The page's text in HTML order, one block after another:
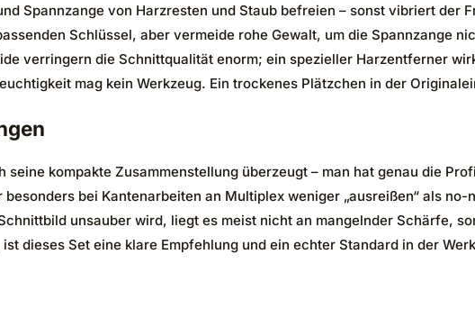
Spannzange von Harzresten und Staub befreien – sonst vibriert der
Schlüssel, aber vermeide rohe Gewalt, um die Spannzange
verringern die Schnittqualität enorm; ein spezieller Harzentferner
mag kein Werkzeug. Ein trockenes Plätzchen in der
seine kompakte Zusammenstellung überzeugt – man hat genau die
bei Kantenarbeiten an Multiplex weniger „ausreißen“ als
unsauber wird, liegt es meist nicht an mangelnder Schärfe,
dieses Set eine klare Empfehlung und ein echter Standard in der